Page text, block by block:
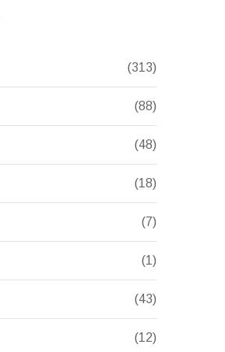
(313)
(88)
(48)
(18)
(7)
(1)
(43)
(12)